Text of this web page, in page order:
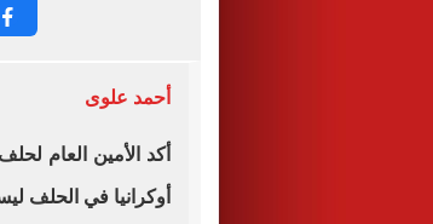
أحمد علوى
أكد الأمين العام
أوكرانيا في الحلف